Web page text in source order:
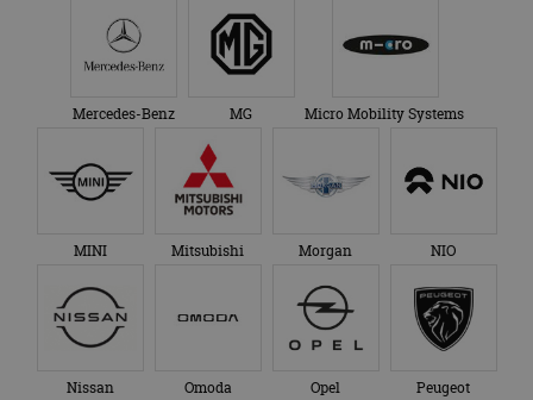
Mercedes-Benz MG Micro Mobility Systems
MINI Mitsubishi Morgan NIO
Nissan Omoda Opel Peugeot